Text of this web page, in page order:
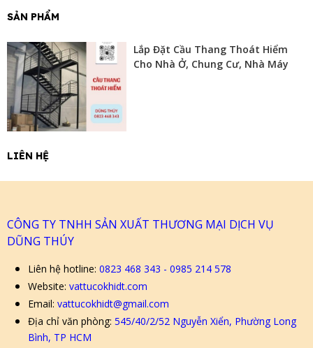
SẢN PHẨM
Lắp Đặt Cầu Thang Thoát Hiểm
Cho Nhà Ở, Chung Cư, Nhà Máy
LIÊN HỆ
CÔNG TY TNHH SẢN XUẤT THƯƠNG MẠI DỊCH VỤ
DŨNG THÚY
Liên hệ hotline: 0823 468 343 - 0985 214 578
Website: vattucokhidt.com
Email: vattucokhidt@gmail.com
Địa chỉ văn phòng: 545/40/2/52 Nguyễn Xiển, Phường Long
Bình, TP HCM